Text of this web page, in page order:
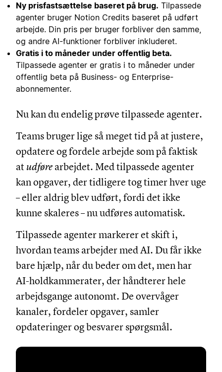
Ny prisfastsættelse baseret på brug. Tilpassede
agenter bruger Notion Credits baseret på udført
arbejde. Din pris per bruger forbliver den samme,
og andre AI-funktioner forbliver inkluderet.
Gratis i to måneder under offentlig beta.
Tilpassede agenter er gratis i to måneder under
offentlig beta på Business- og Enterprise-
abonnementer.
Nu kan du endelig prøve tilpassede agenter.
Teams bruger lige så meget tid på at justere,
opdatere og fordele arbejde som på faktisk
at udføre arbejdet. Med tilpassede agenter
kan opgaver, der tidligere tog timer hver uge
– eller aldrig blev udført, fordi det ikke
kunne skaleres – nu udføres automatisk.
Tilpassede agenter markerer et skift i,
hvordan teams arbejder med AI. Du får ikke
bare hjælp, når du beder om det, men har
AI-holdkammerater, der håndterer hele
arbejdsgange autonomt. De overvåger
kanaler, fordeler opgaver, samler
opdateringer og besvarer spørgsmål.